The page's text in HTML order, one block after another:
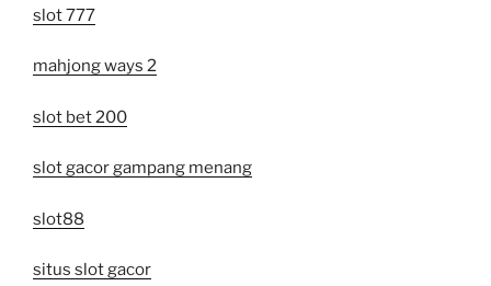
slot 777
mahjong ways 2
slot bet 200
slot gacor gampang menang
slot88
situs slot gacor